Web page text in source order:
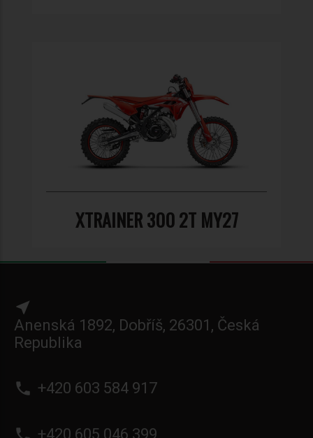
XTRAINER 300 2T MY27
near_me
Anenská 1892, Dobříš, 26301, Česká
Republika
phone +420 603 584 917
+420 605 046 399